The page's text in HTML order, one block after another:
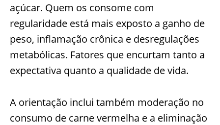
açúcar. Quem os consome com
regularidade está mais exposto a ganho de
peso, inflamação crônica e desregulações
metabólicas. Fatores que encurtam tanto a
expectativa quanto a qualidade de vida.
A orientação inclui também moderação no
consumo de carne vermelha e a eliminação